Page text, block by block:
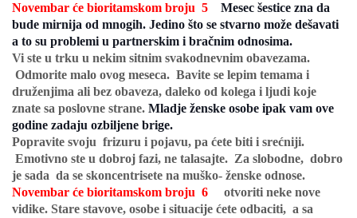
Novembar će bioritamskom broju 5 Mesec šestice zna da
bude mirnija od mnogih. Jedino što se stvarno može dešavati
a to su problemi u partnerskim i bračnim odnosima.
Vi ste u trku u nekim sitnim svakodnevnim obavezama.
Odmorite malo ovog meseca. Bavite se lepim temama i
druženjima ali bez obaveza, daleko od kolega i ljudi koje
znate sa poslovne strane. Mladje ženske osobe ipak vam ove
godine zadaju ozbiljene brige.
Popravite svoju frizuru i pojavu, pa ćete biti i srećniji.
Emotivno ste u dobroj fazi, ne talasajte. Za slobodne, dobro
je sada da se skoncentrisete na muško- ženske odnose.
Novembar će bioritamskom broju 6 otvoriti neke nove
vidike. Stare stavove, osobe i situacije ćete odbaciti, a sa